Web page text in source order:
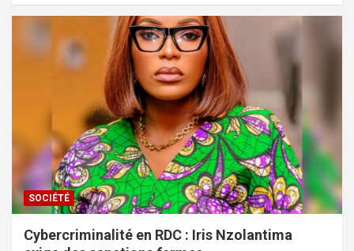
SOCIÉTÉ
Cybercriminalité en RDC : Iris Nzolantima